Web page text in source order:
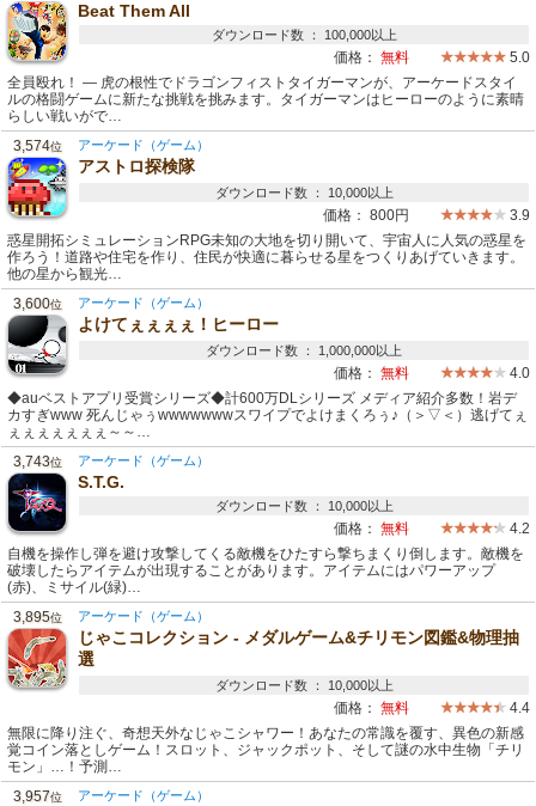
Beat Them All
ダウンロード数 ： 100,000以上
価格： 無料
5.0
全員殴れ！ ― 虎の根性でドラゴンフィストタイガーマンが、アーケードスタイ
ルの格闘ゲームに新たな挑戦を挑みます。タイガーマンはヒーローのように素晴
らしい戦いがで…
3,574位 アーケード（ゲーム）
アストロ探検隊
ダウンロード数 ： 10,000以上
価格： 800円
3.9
惑星開拓シミュレーションRPG未知の大地を切り開いて、宇宙人に人気の惑星を
作ろう！道路や住宅を作り、住民が快適に暮らせる星をつくりあげていきます。
他の星から観光…
3,600位 アーケード（ゲーム）
よけてぇぇぇぇ！ヒーロー
ダウンロード数 ： 1,000,000以上
価格： 無料
4.0
◆auベストアプリ受賞シリーズ◆計600万DLシリーズ メディア紹介多数！岩デ
カすぎwww 死んじゃぅwwwwwwwスワイプでよけまくろぅ♪（＞▽＜）逃げてぇ
ぇぇぇぇぇぇぇ～～…
3,743位 アーケード（ゲーム）
S.T.G.
ダウンロード数 ： 10,000以上
価格： 無料
4.2
自機を操作し弾を避け攻撃してくる敵機をひたすら撃ちまくり倒します。敵機を
破壊したらアイテムが出現することがあります。アイテムにはパワーアップ
(赤)、ミサイル(緑)…
3,895位 アーケード（ゲーム）
じゃこコレクション - メダルゲーム&チリモン図鑑&物理抽
選
ダウンロード数 ： 10,000以上
価格： 無料
4.4
無限に降り注ぐ、奇想天外なじゃこシャワー！あなたの常識を覆す、異色の新感
覚コイン落としゲーム！スロット、ジャックポット、そして謎の水中生物「チリ
モン」…！予測…
3,957位 アーケード（ゲーム）